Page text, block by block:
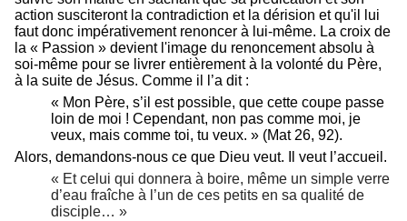
action susciteront la contradiction et la dérision et qu'il lui
faut donc impérativement renoncer à lui-même. La croix de
la « Passion » devient l'image du renoncement absolu à
soi-même pour se livrer entièrement à la volonté du Père,
à la suite de Jésus. Comme il l’a dit :
« Mon Père, s’il est possible, que cette coupe passe
loin de moi ! Cependant, non pas comme moi, je
veux, mais comme toi, tu veux. » (Mat 26, 92).
Alors, demandons-nous ce que Dieu veut. Il veut l’accueil.
« Et celui qui donnera à boire, même un simple verre
d’eau fraîche à l’un de ces petits en sa qualité de
disciple… »